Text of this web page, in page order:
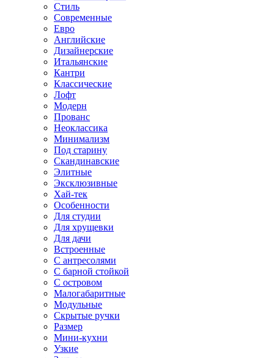
Стиль
Современные
Евро
Английские
Дизайнерские
Итальянские
Кантри
Классические
Лофт
Модерн
Прованс
Неоклассика
Минимализм
Под старину
Скандинавские
Элитные
Эксклюзивные
Хай-тек
Особенности
Для студии
Для хрущевки
Для дачи
Встроенные
С антресолями
С барной стойкой
С островом
Малогабаритные
Модульные
Скрытые ручки
Размер
Мини-кухни
Узкие